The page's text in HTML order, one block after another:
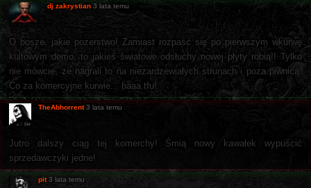
dj zakrystian 3 lata temu
O bosze, jakie pozerstwo! Zamiast rozpaść się po pierwszym wkurwę
kultowym demo, to jakieś światowe odsłuchy nowej płyty robią!! Tylko
nie mówcie, że nagrali to na niezardzewiałych strunach i poza piwnicą.
Co za komercyjne kurwie... haaa tfu!
TheAbhorrent 3 lata temu
Jutro dalszy ciąg tej komerchy! Śmią nowy kawałek wypuścić
sprzedawczyki jedne!
pit 3 lata temu